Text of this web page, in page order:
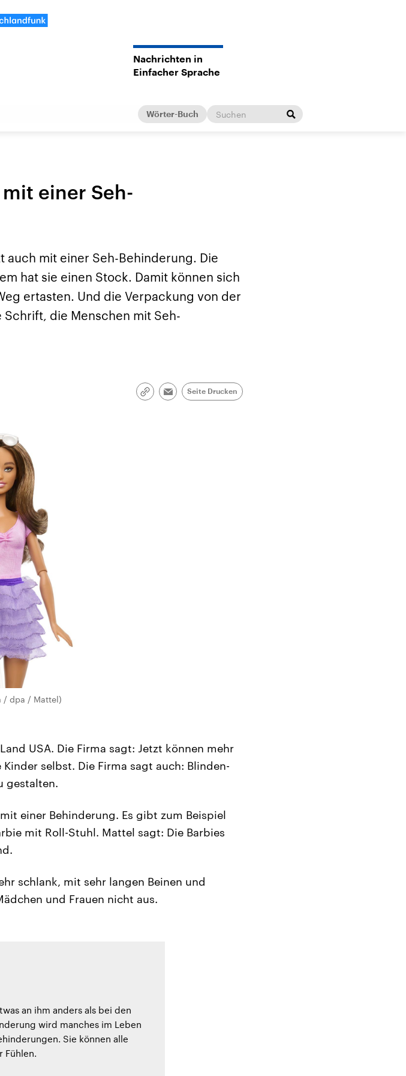
Nachrichten in
Einfacher Sprache
Wörter-Buch
einer Seh-
auch mit einer Seh-Behinderung. Die
hat sie einen Stock. Damit können sich
ertasten. Und die Verpackung von der
die Menschen mit Seh-
Link
Email
Seite Drucken
/ dpa / Mattel)
USA. Die Firma sagt: Jetzt können mehr
selbst. Die Firma sagt auch: Blinden-
gestalten.
einer Behinderung. Es gibt zum Beispiel
mit Roll-Stuhl. Mattel sagt: Die Barbies
schlank, mit sehr langen Beinen und
und Frauen nicht aus.
an ihm anders als bei den
wird manches im Leben
Sie können alle
Fühlen.